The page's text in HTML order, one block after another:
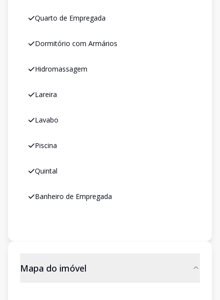
Quarto de Empregada
Dormitório com Armários
Hidromassagem
Lareira
Lavabo
Piscina
Quintal
Banheiro de Empregada
Mapa do imóvel